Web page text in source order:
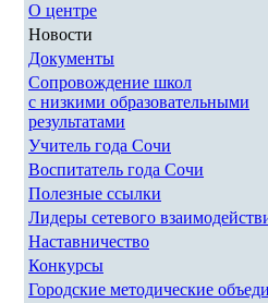
О центре
Новости
Документы
Сопровождение школ
с низкими образовательными
результатами
Учитель года Сочи
Воспитатель года Сочи
Полезные ссылки
Лидеры сетевого
Наставничество
Конкурсы
Городские методические